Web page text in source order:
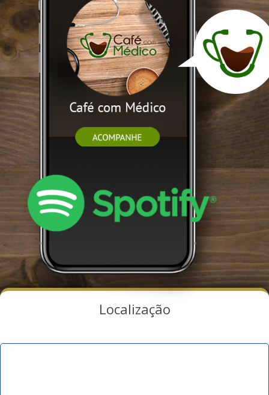
Localização